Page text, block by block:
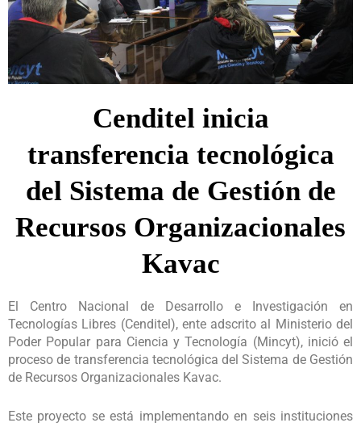
Cenditel inicia
transferencia tecnológica
del Sistema de Gestión de
Recursos Organizacionales
Kavac
El Centro Nacional de Desarrollo e Investigación en
Tecnologías Libres (Cenditel), ente adscrito al Ministerio del
Poder Popular para Ciencia y Tecnología (Mincyt), inició el
proceso de transferencia tecnológica del Sistema de Gestión
de Recursos Organizacionales Kavac.
Este proyecto se está implementando en seis instituciones